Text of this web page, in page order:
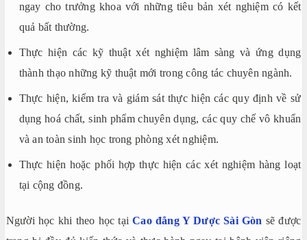
ngay cho trưởng khoa với những tiêu bản xét nghiệm có kết
quả bất thường.
Thực hiện các kỹ thuật xét nghiệm lâm sàng và ứng dụng
thành thạo những kỹ thuật mới trong công tác chuyên ngành.
Thực hiện, kiểm tra và giám sát thực hiện các quy định về sử
dụng hoá chất, sinh phẩm chuyên dụng, các quy chế vô khuẩn
và an toàn sinh học trong phòng xét nghiệm.
Thực hiện hoặc phối hợp thực hiện các xét nghiệm hàng loạt
tại cộng đồng.
Người học khi theo học tạiCao đẳng Y Dược Sài Gòn sẽ được